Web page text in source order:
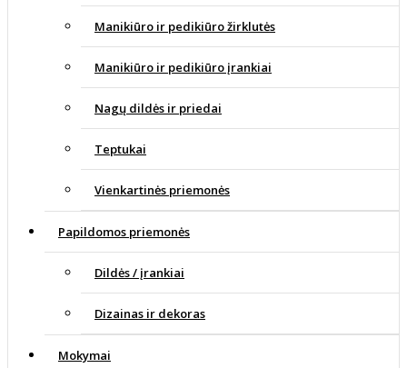
Manikiūro ir pedikiūro žirklutės
Manikiūro ir pedikiūro įrankiai
Nagų dildės ir priedai
Teptukai
Vienkartinės priemonės
Papildomos priemonės
Dildės / įrankiai
Dizainas ir dekoras
Mokymai